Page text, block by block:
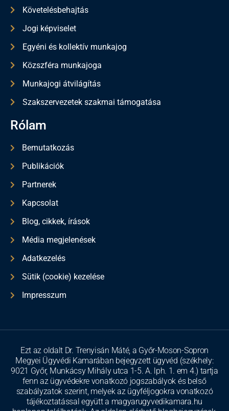
Követelésbehajtás
Jogi képviselet
Egyéni és kollektív munkajog
Közszféra munkajoga
Munkajogi átvilágítás
Szakszervezetek szakmai támogatása
Rólam
Bemutatkozás
Publikációk
Partnerek
Kapcsolat
Blog, cikkek, írások
Média megjelenések
Adatkezelés
Sütik (cookie) kezelése
Impresszum
Ezt az oldalt Dr. Trenyisán Máté, a Győr-Moson-Sopron
Megyei Ügyvédi Kamarában bejegyzett ügyvéd (székhely:
9021 Győr, Munkácsy Mihály utca 1-5. A. lph. 1. em 4.) tartja
fenn az ügyvédekre vonatkozó jogszabályok és belső
szabályzatok szerint, melyek az ügyféljogokra vonatkozó
tájékoztatással együtt a magyarugyvedikamara.hu